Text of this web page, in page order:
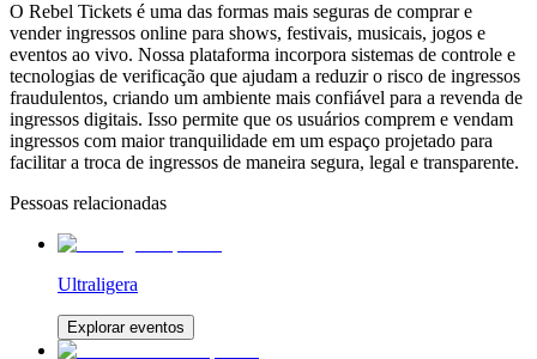
O Rebel Tickets é uma das formas mais seguras de comprar e
vender ingressos online para shows, festivais, musicais, jogos e
eventos ao vivo. Nossa plataforma incorpora sistemas de controle e
tecnologias de verificação que ajudam a reduzir o risco de ingressos
fraudulentos, criando um ambiente mais confiável para a revenda de
ingressos digitais. Isso permite que os usuários comprem e vendam
ingressos com maior tranquilidade em um espaço projetado para
facilitar a troca de ingressos de maneira segura, legal e transparente.
Pessoas relacionadas
Ultraligera
Explorar eventos